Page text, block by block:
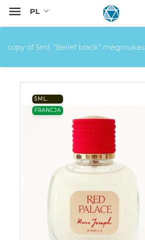

copy of 5ml. "Belief black" mėginukas
5ML.
FRANCJA